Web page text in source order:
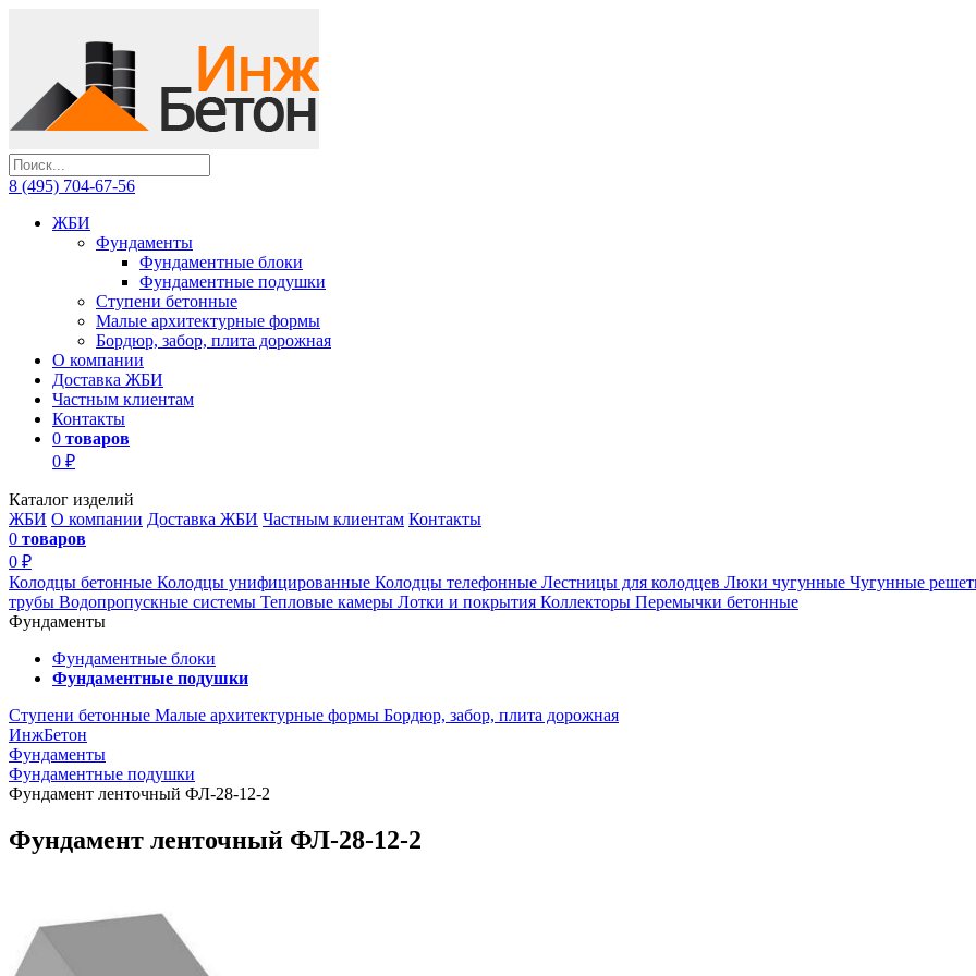
8 (495) 704-67-56
ЖБИ
Фундаменты
Фундаментные блоки
Фундаментные подушки
Ступени бетонные
Малые архитектурные формы
Бордюр, забор, плита дорожная
О компании
Доставка ЖБИ
Частным клиентам
Контакты
0 товаров
0 ₽
Каталог изделий
ЖБИ О компании Доставка ЖБИ Частным клиентам Контакты
0 товаров
0 ₽
Колодцы бетонные Колодцы унифицированные Колодцы телефонные Лестницы для колодцев Люки чугунные Чугунные
трубы Водопропускные системы Тепловые камеры Лотки и покрытия Коллекторы Перемычки бетонные
Фундаменты
Фундаментные блоки
Фундаментные подушки
Ступени бетонные Малые архитектурные формы Бордюр, забор, плита дорожная
ИнжБетон
Фундаменты
Фундаментные подушки
Фундамент ленточный ФЛ-28-12-2
Фундамент ленточный ФЛ-28-12-2